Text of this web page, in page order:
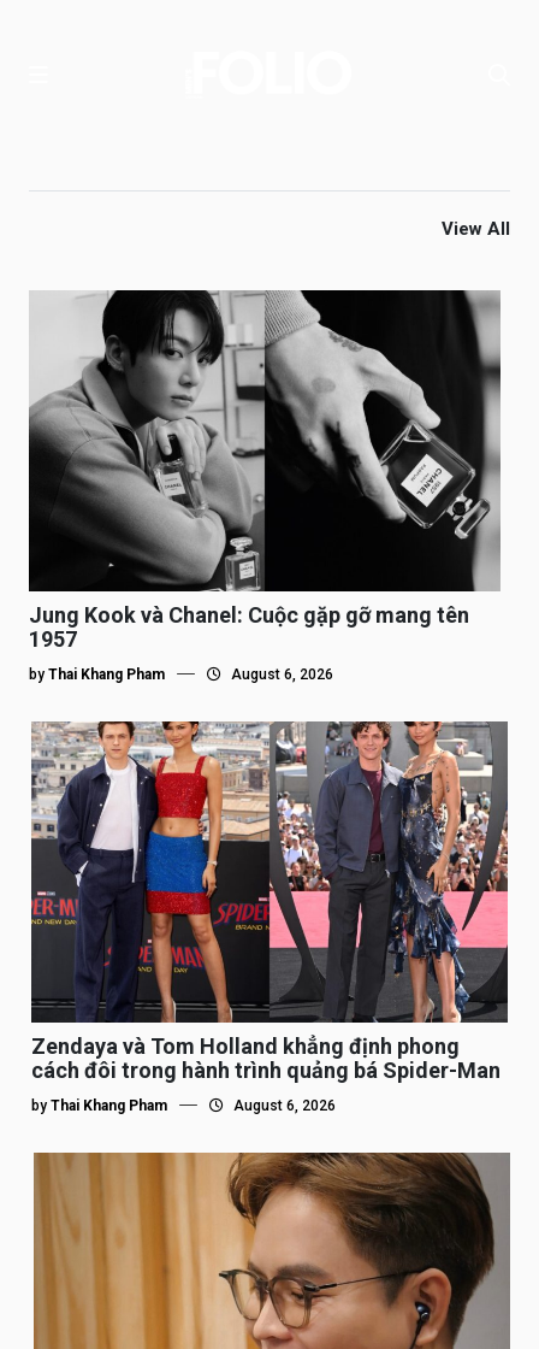
View All
Jung Kook và Chanel: Cuộc gặp gỡ mang tên
1957
by Thai Khang Pham August 6, 2026
Zendaya và Tom Holland khẳng định phong
cách đôi trong hành trình quảng bá Spider-Man
by Thai Khang Pham August 6, 2026